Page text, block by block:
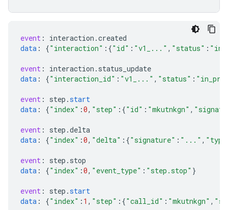
event : interaction .created
data : {"interaction" :{"id" : "v1_..." , "status" :
event : interaction . status_update
data : {"interaction_id" : "v1_..." , "status" :
event : step .start
data : {"index" :0, "step" :{"id" : "mkutnkgn" ,
event : step .delta
data : {"index" :0, "delta" :{"signature" : "..." ,
event : step . stop
data : {"index" :0, "event_type" : "step.stop" }
event : step .start
data : {"index" : 1 , "step" :{"call_id" : "mkutnkgn" ,